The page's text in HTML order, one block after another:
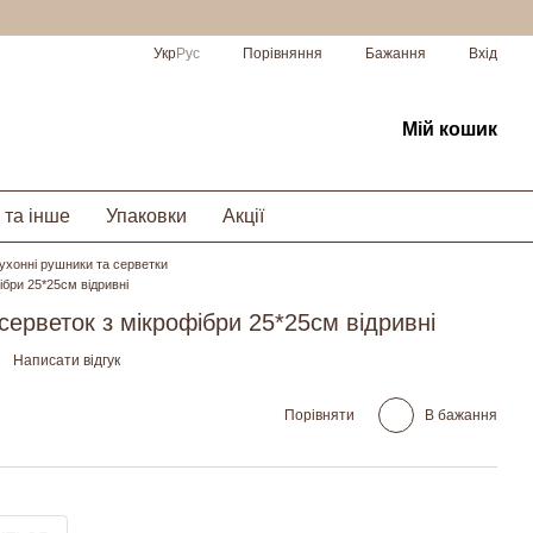
УкрРус Порівняння Бажання Вхід
Мій кошик
інше Упаковки Акції
рушники та серветки
25*25см відривні
з мікрофібри 25*25см відривні
Написати відгук
Порівняти В бажання